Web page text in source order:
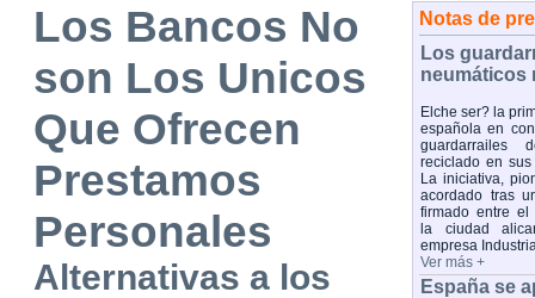
Los Bancos No
son Los Unicos
Que Ofrecen
Prestamos
Personales
Alternativas a los
Notas de
Los
neumáticos
Elche ser? la
española en
guardarrailes
reciclado en sus
La iniciativa,
acordado tras
firmado entre el
la ciudad
empresa
Ver más +
España se